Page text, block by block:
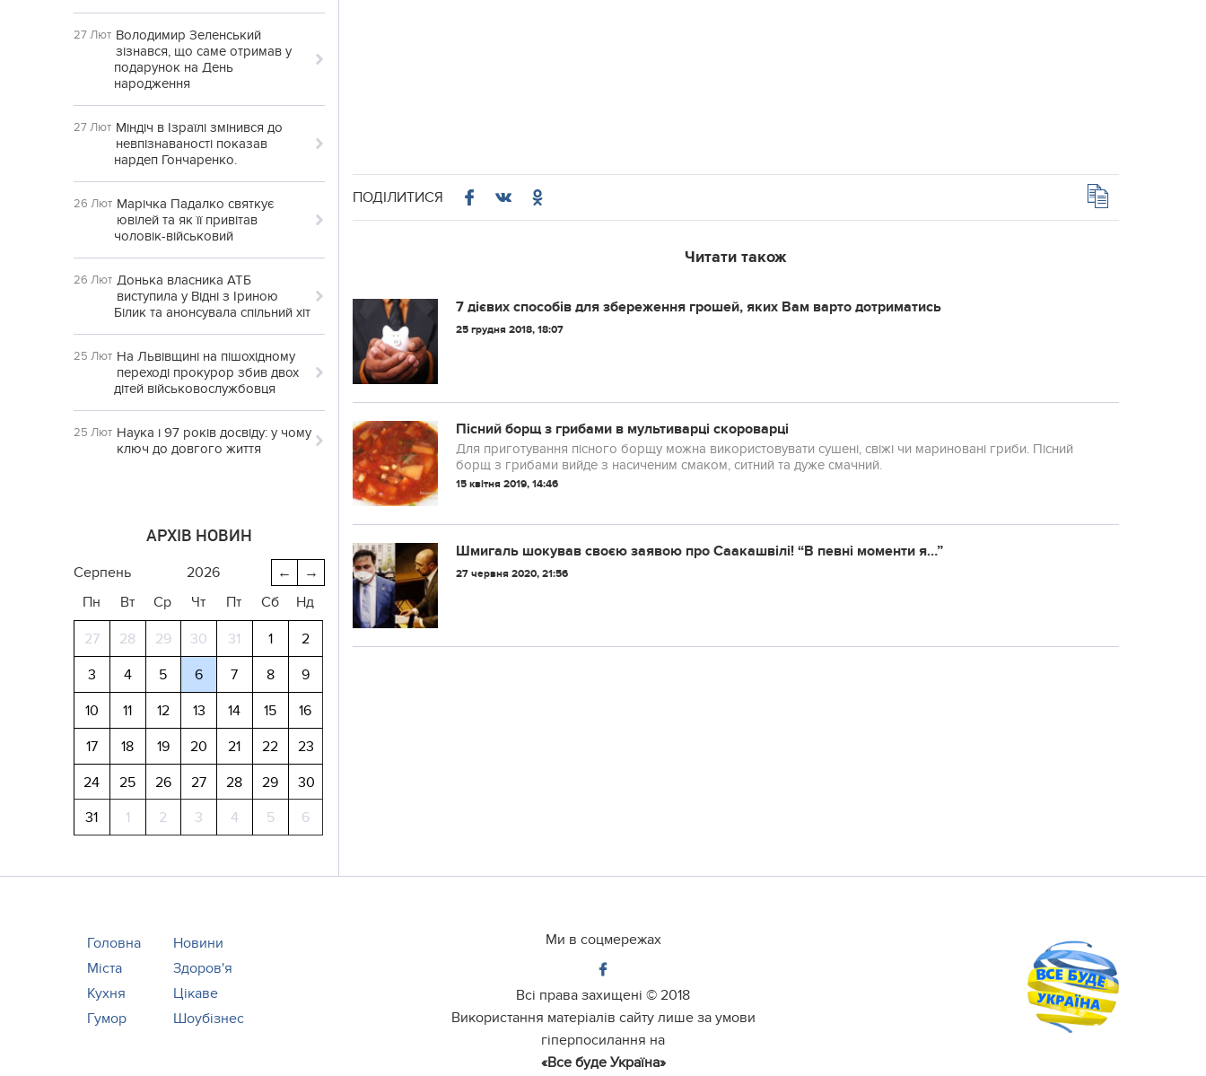
27 Лют Володимир Зеленський
зізнався, що саме отримав у
подарунок на День
народження
27 Лют Міндіч в Ізраїлі змінився до
невпізнаваності показав
нардеп Гончаренко.
26 Лют Марічка Падалко святкує
ювілей та як її привітав
чоловік-військовий
26 Лют Донька власника АТБ
виступила у Відні з Іриною
Білик та анонсувала спільний хіт
25 Лют На Львівщині на пішохідному
переході прокурор збив двох
дітей військовослужбовця
25 Лют Наука і 97 років досвіду: у чому
ключ до довгого життя
АРХІВ НОВИН
→
←
серпень
2026
Пн
Вт Ср Чт Пт Сб Нд
27 28 29 30 31 1
2
3
4 5 6 7 8
9
10
11 12 13 14 15
16
17
18 19 20 21 22
23
24
25 26 27 28 29
30
31
1 2 3 4 5 6
ПОДІЛИТИСЯ
Читати також
7 дієвих способів для збереження грошей, яких Вам варто дотриматись
25 грудня 2018, 18:07
Пісний борщ з грибами в мультиварці скороварці
Для приготування пісного борщу можна використовувати сушені, свіжі чи мариновані гриби. Пісний
борщ з грибами вийде з насиченим смаком, ситний та дуже смачний.
15 квітня 2019, 14:46
Шмигаль шокував своєю заявою про Саакашвілі! “В певні моменти я…”
27 червня 2020, 21:56
Головна
Новини
Міста
Здоров'я
Кухня
Цікаве
Гумор
Шоубізнес
Ми в соцмережах
Всі права захищені © 2018
Використання матеріалів сайту лише за умови
гіперпосилання на
«Все буде Україна»